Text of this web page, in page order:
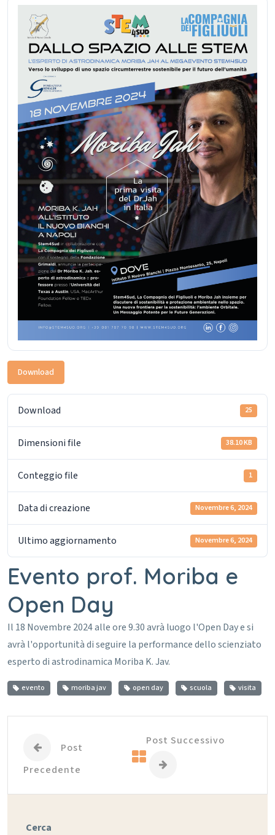
Download
Download 25
Dimensioni file 38.10 KB
Conteggio file 1
Data di creazione Novembre 6, 2024
Ultimo aggiornamento Novembre 6, 2024
Evento prof. Moriba e
Open Day
Il 18 Novembre 2024 alle ore 9.30 avrà luogo l'Open Day e si
avrà l'opportunità di seguire la performance dello scienziato
esperto di astrodinamica Moriba K. Jav.
evento moriba jav open day scuola visita
Post
Precedente
Post Successivo
Cerca